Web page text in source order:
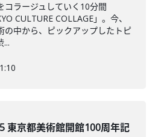
コラージュしていく10分間
CULTURE COLLAGE」。今、
の中から、ピックアップしたトピ
...
東京都美術館開館100周年記